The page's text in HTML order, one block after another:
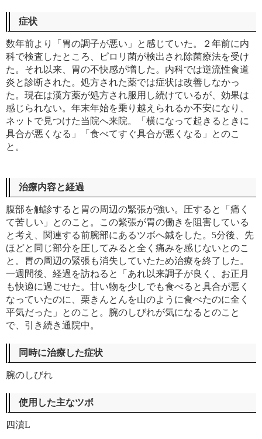
症状
数年前より「胃の調子が悪い」と感じていた。２年前に内
科で検査したところ、ピロリ菌が検出され除菌療法を受け
た。それ以来、胃の不快感が増した。内科では逆流性食道
炎と診断された。処方された薬では症状は改善しなかっ
た。現在は漢方薬が処方され服用し続けているが、効果は
感じられない。年末年始を乗り越えられるか不安になり、
ネットで見つけた当院へ来院。「横になって起きるときに
具合が悪くなる」「食べてすぐ具合が悪くなる」とのこ
と。
治療内容と経過
腹部を触診すると胃の周辺の緊張が強い。圧すると「痛く
て苦しい」とのこと。この緊張が胃の働きを阻害している
と考え、関連する前腕部にあるツボへ鍼をした。5分後、先
ほどと同じ部分を圧してみると全く痛みを感じないとのこ
と。胃の周辺の緊張も消失していたため治療を終了した。
一週間後、経過を訪ねると「あれ以来調子が良く、お正月
も快適に過ごせた。甘い物を少しでも食べると具合が悪く
なっていたのに、栗きんとんを山のように食べたのに全く
平気だった」とのこと。腕のしびれが気になるとのこと
で、引き続き通院中。
同時に治療した症状
腕のしびれ
使用した主なツボ
四瀆L